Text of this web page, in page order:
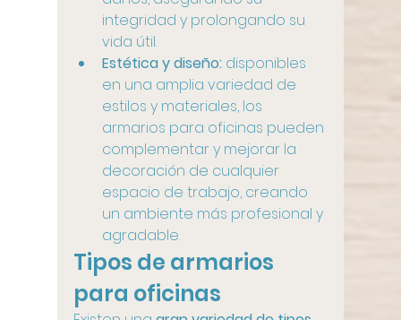
integridad y prolongando su
vida útil.
Estética y diseño: disponibles
en una amplia variedad de
estilos y materiales, los
armarios para oficinas pueden
complementar y mejorar la
decoración de cualquier
espacio de trabajo, creando
un ambiente más profesional y
agradable.
Tipos de armarios
para oficinas